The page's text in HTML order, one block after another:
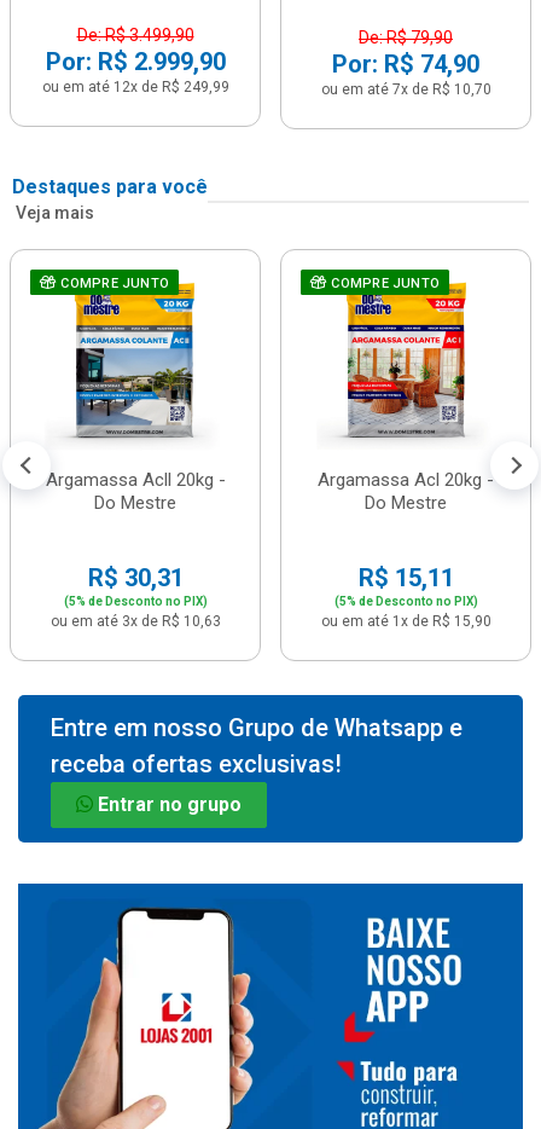
De: R$ 3.499,90
Por: R$ 2.999,90
ou em até 12x de R$ 249,99
De: R$ 79,90
Por: R$ 74,90
ou em até 7x de R$ 10,70
Destaques para você
Veja mais
COMPRE JUNTO
Argamassa Acll 20kg -
Do Mestre
R$ 30,31
(5% de Desconto no PIX)
ou em até 3x de R$ 10,63
COMPRE JUNTO
Argamassa Acl 20kg -
Do Mestre
R$ 15,11
(5% de Desconto no PIX)
ou em até 1x de R$ 15,90
Entre em nosso Grupo de Whatsapp e
receba ofertas exclusivas!
Entrar no grupo